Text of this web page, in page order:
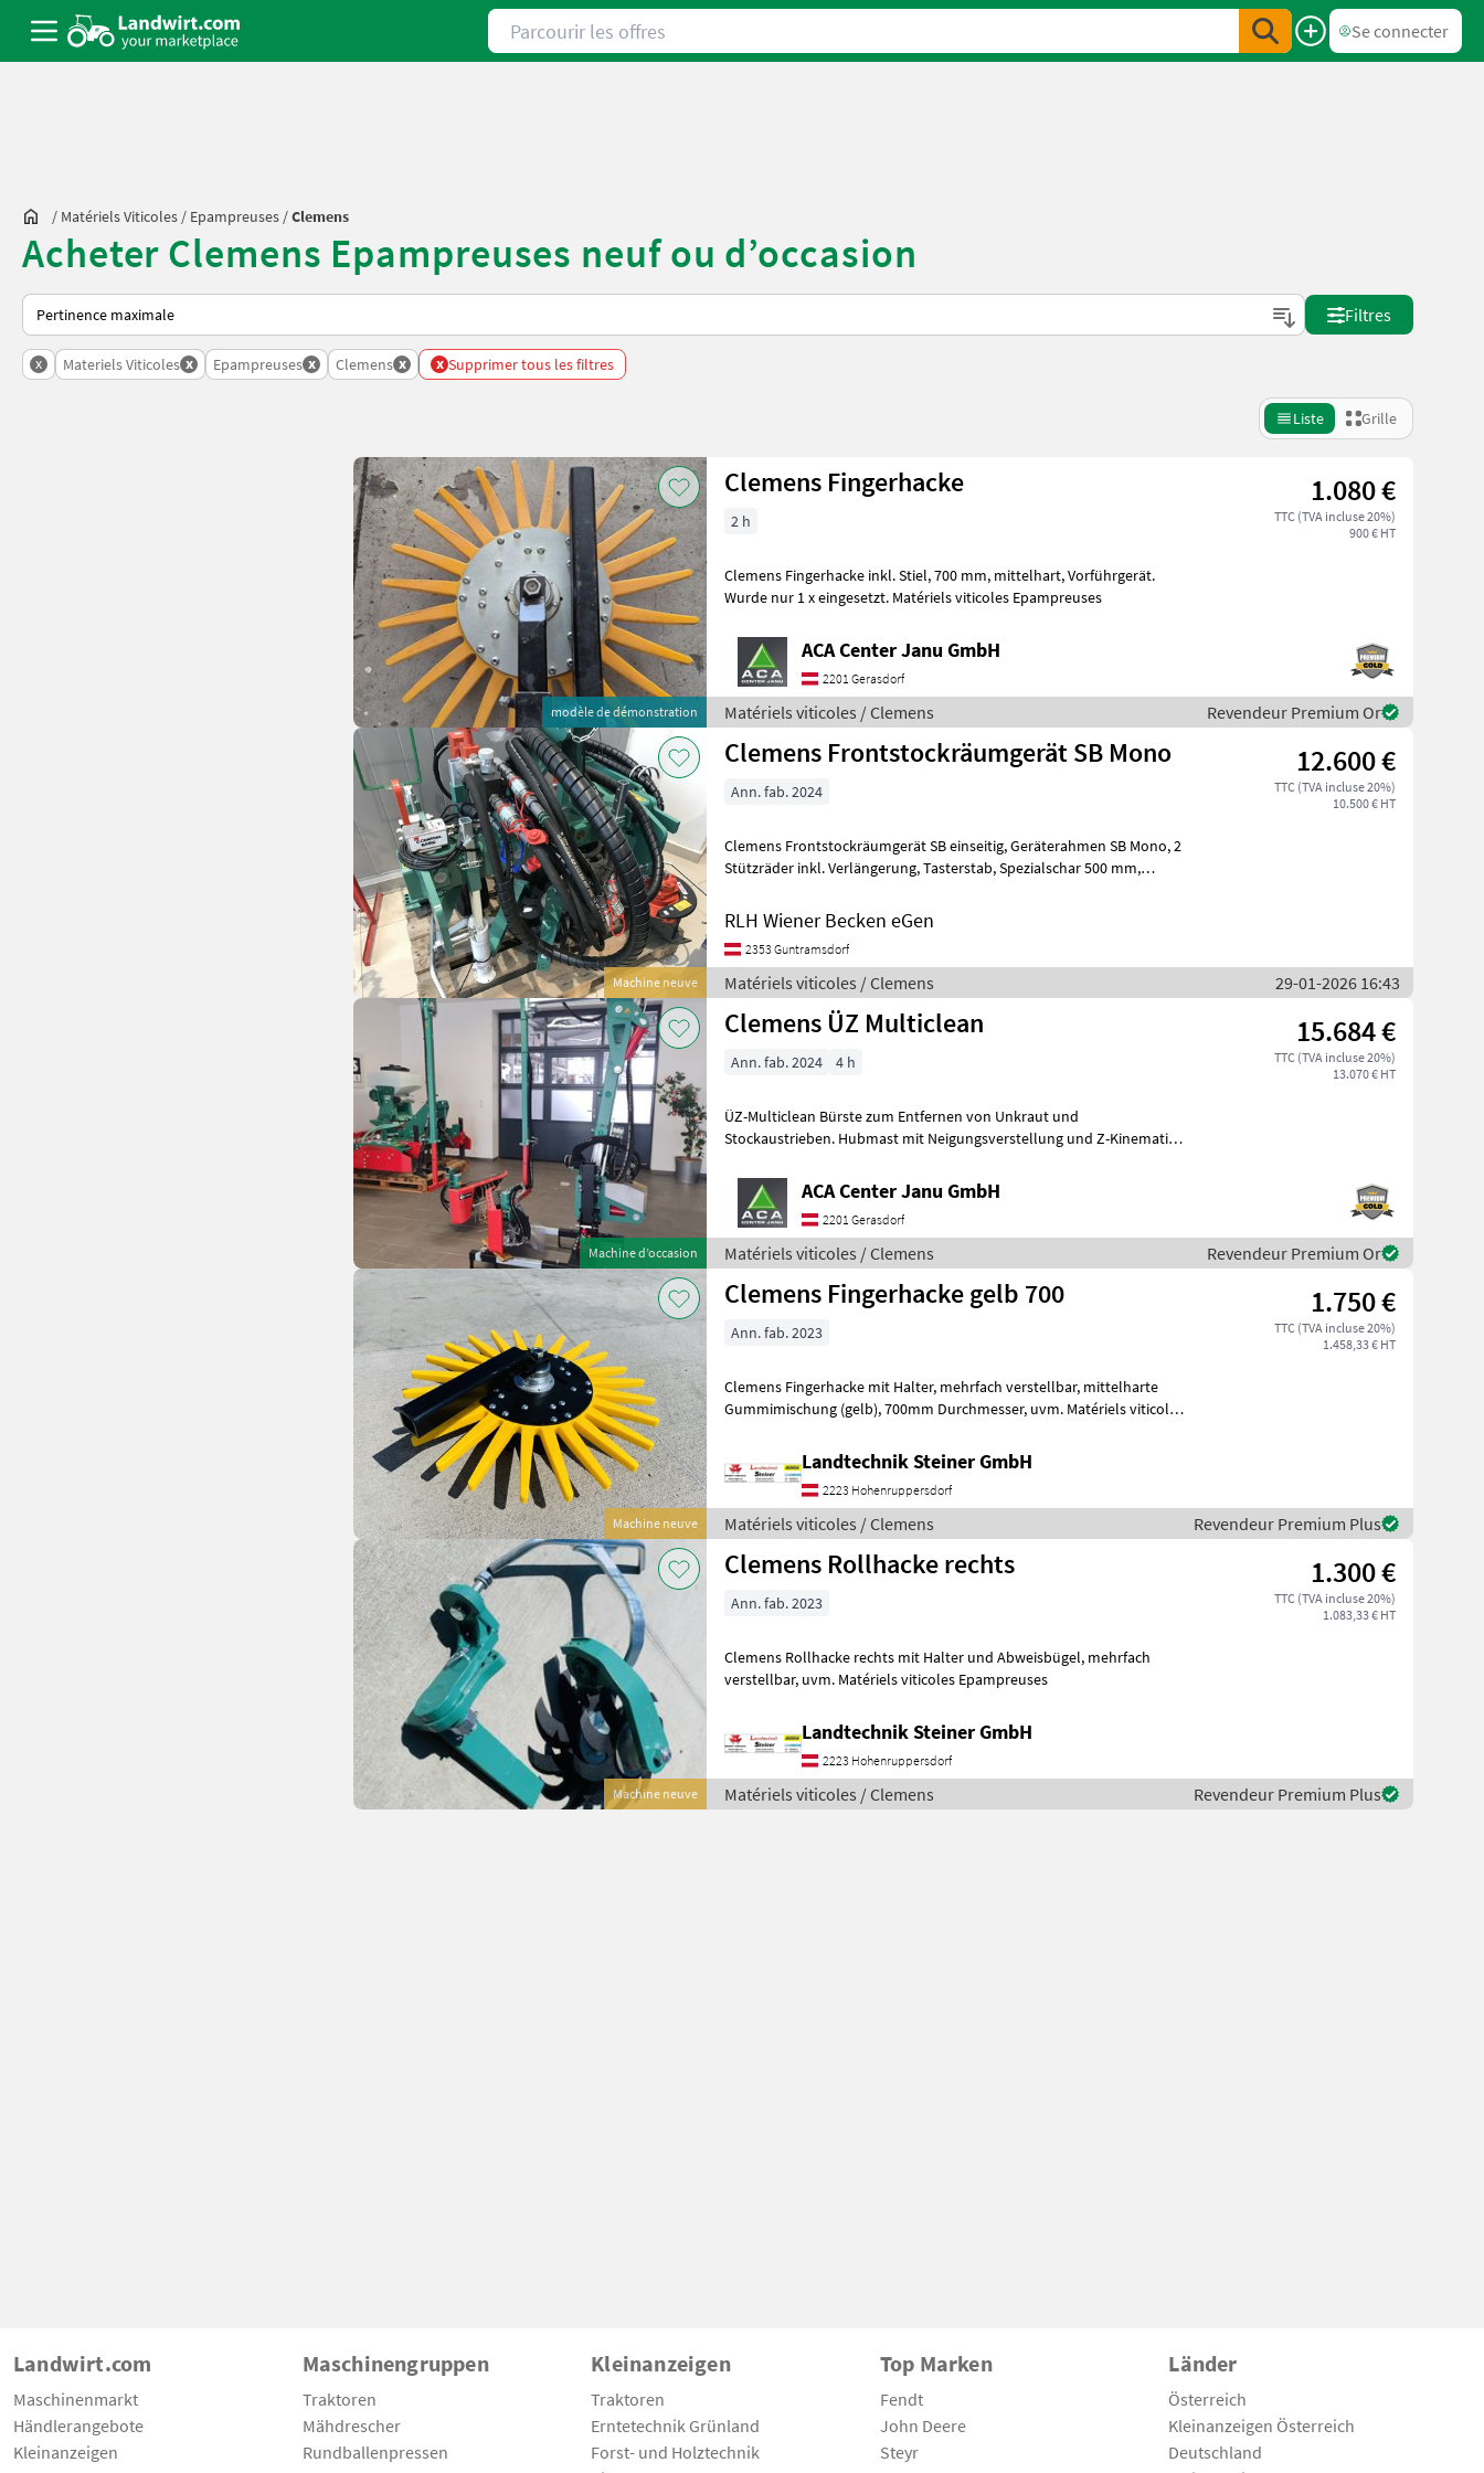
Parcourir les offres
Se connecter
/ Matériels Viticoles / Epampreuses /Clemens
Acheter Clemens Epampreuses neuf ou d’occasion
Voici comment les annonces sont triées sur Landwirt.com
Filtres
x Materiels Viticoles x Epampreuses x Clemens x x Supprimer tous les filtres
Liste Grille
modèle de démonstration
Clemens Fingerhacke 1.080 €
TTC (TVA incluse 20%)
900 € HT
2 h
Clemens Fingerhacke inkl. Stiel, 700 mm, mittelhart, Vorführgerät.
Wurde nur 1 x eingesetzt. Matériels viticoles Epampreuses
ACA Center Janu GmbH
2201 Gerasdorf
Matériels viticoles / Clemens Revendeur Premium Or
Machine neuve
Clemens Frontstockräumgerät SB Mono 12.600 €
TTC (TVA incluse 20%)
10.500 € HT
Ann. fab. 2024
Clemens Frontstockräumgerät SB einseitig, Geräterahmen SB Mono, 2
Stützräder inkl. Verlängerung, Tasterstab, Spezialschar 500 mm,
RLH Wiener Becken eGen
2353 Guntramsdorf
Matériels viticoles / Clemens 29-01-2026 16:43
Machine d’occasion
Clemens ÜZ Multiclean 15.684 €
TTC (TVA incluse 20%)
13.070 € HT
Ann. fab. 2024 4 h
ÜZ-Multiclean Bürste zum Entfernen von Unkraut und
Stockaustrieben. Hubmast mit Neigungsverstellung und Z-Kinematik.
ACA Center Janu GmbH
2201 Gerasdorf
Matériels viticoles / Clemens Revendeur Premium Or
Machine neuve
Clemens Fingerhacke gelb 700 1.750 €
TTC (TVA incluse 20%)
1.458,33 € HT
Ann. fab. 2023
Clemens Fingerhacke mit Halter, mehrfach verstellbar, mittelharte
Gummimischung (gelb), 700mm Durchmesser, uvm. Matériels viticoles
Landtechnik Steiner GmbH
2223 Hohenruppersdorf
Matériels viticoles / Clemens Revendeur Premium Plus
Machine neuve
Clemens Rollhacke rechts 1.300 €
TTC (TVA incluse 20%)
1.083,33 € HT
Ann. fab. 2023
Clemens Rollhacke rechts mit Halter und Abweisbügel, mehrfach
verstellbar, uvm. Matériels viticoles Epampreuses
Landtechnik Steiner GmbH
2223 Hohenruppersdorf
Matériels viticoles / Clemens Revendeur Premium Plus
Landwirt.com
Maschinenmarkt
Händlerangebote
Kleinanzeigen
Maschinengruppen
Traktoren
Mähdrescher
Rundballenpressen
Kleinanzeigen
Traktoren
Erntetechnik Grünland
Forst- und Holztechnik
Top Marken
Fendt
John Deere
Steyr
Länder
Österreich
Kleinanzeigen Österreich
Deutschland